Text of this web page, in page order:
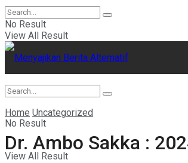
No Result
View All Result
No Result
View All Result
Home Uncategorized
Dr. Ambo Sakka :